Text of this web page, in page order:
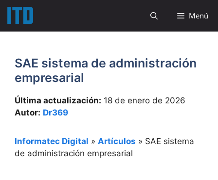
Saltar
contenido
Menú
SAE sistema de administración
empresarial
Última actualización: 18 de enero de 2026
Autor: Dr369
Informatec Digital » Artículos » SAE sistema
de administración empresarial